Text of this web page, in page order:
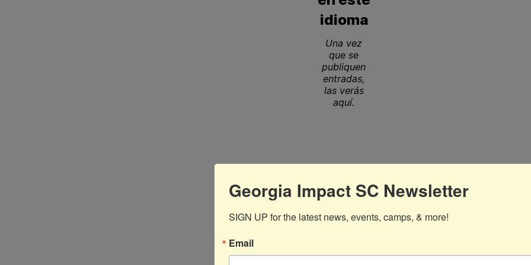
idioma
Una vez
que se
publiquen
entradas,
las verás
aquí.
Aún no hay ninguna entrada
Georgia Impact SC Newsletter
SIGN UP for the latest news, events, camps, & more!
Email